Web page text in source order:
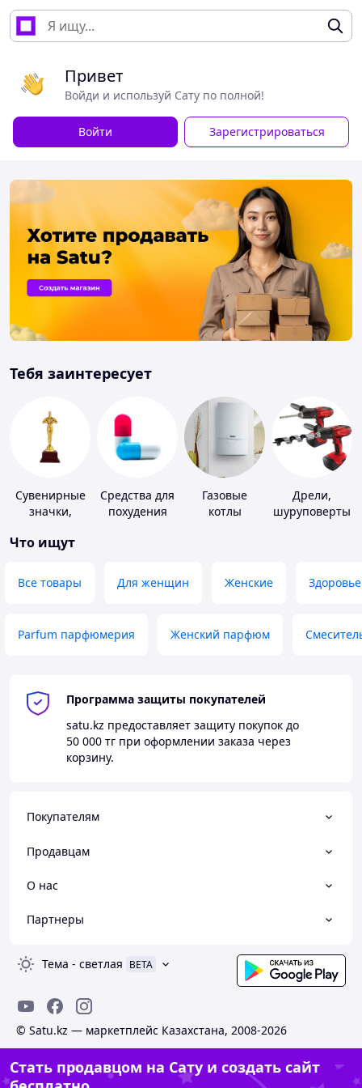
Привет
Войди и используй Сату по полной!
Войти Зарегистрироваться
Тебя заинтересует
Сувенирные
значки,
Средства для
похудения
Газовые
котлы
Дрели,
шуруповерты
Что ищут
Все товары Для женщин Женские Здоровье
Parfum парфюмерия Женский парфюм
Программа защиты покупателей
satu.kz предоставляет защиту покупок до
50 000 тг при оформлении заказа через
корзину.
Покупателям
Продавцам
О нас
Партнеры
Тема - светлая BETA
© Satu.kz — маркетплейс Казахстана, 2008-2026
Стать продавцом на Сату и создать сайт